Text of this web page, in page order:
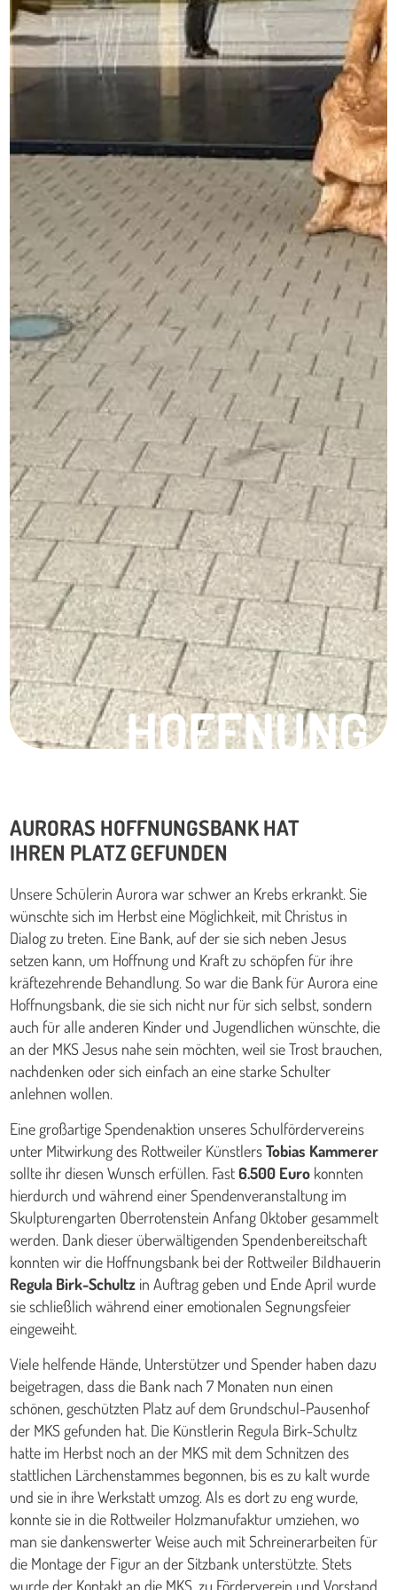
HOFFNUNG
AURORAS HOFFNUNGSBANK HAT
IHREN PLATZ GEFUNDEN
Unsere Schülerin Aurora war schwer an Krebs erkrankt. Sie
wünschte sich im Herbst eine Möglichkeit, mit Christus in
Dialog zu treten. Eine Bank, auf der sie sich neben Jesus
setzen kann, um Hoffnung und Kraft zu schöpfen für ihre
kräftezehrende Behandlung. So war die Bank für Aurora eine
Hoffnungsbank, die sie sich nicht nur für sich selbst, sondern
auch für alle anderen Kinder und Jugendlichen wünschte, die
an der MKS Jesus nahe sein möchten, weil sie Trost brauchen,
nachdenken oder sich einfach an eine starke Schulter
anlehnen wollen.
Eine großartige Spendenaktion unseres Schulfördervereins
unter Mitwirkung des Rottweiler KünstlersTobias Kammerer
sollte ihr diesen Wunsch erfüllen. Fast6.500 Euro konnten
hierdurch und während einer Spendenveranstaltung im
Skulpturengarten Oberrotenstein Anfang Oktober gesammelt
werden. Dank dieser überwältigenden Spendenbereitschaft
konnten wir die Hoffnungsbank bei der Rottweiler Bildhauerin
Regula Birk-Schultz in Auftrag geben und Ende April wurde
sie schließlich während einer emotionalen Segnungsfeier
eingeweiht.
Viele helfende Hände, Unterstützer und Spender haben dazu
beigetragen, dass die Bank nach 7 Monaten nun einen
schönen, geschützten Platz auf dem Grundschul-Pausenhof
der MKS gefunden hat. Die Künstlerin Regula Birk-Schultz
hatte im Herbst noch an der MKS mit dem Schnitzen des
stattlichen Lärchenstammes begonnen, bis es zu kalt wurde
und sie in ihre Werkstatt umzog. Als es dort zu eng wurde,
konnte sie in die Rottweiler Holzmanufaktur umziehen, wo
man sie dankenswerter Weise auch mit Schreinerarbeiten für
die Montage der Figur an der Sitzbank unterstützte. Stets
wurde der Kontakt an die MKS, zu Förderverein und Vorstand